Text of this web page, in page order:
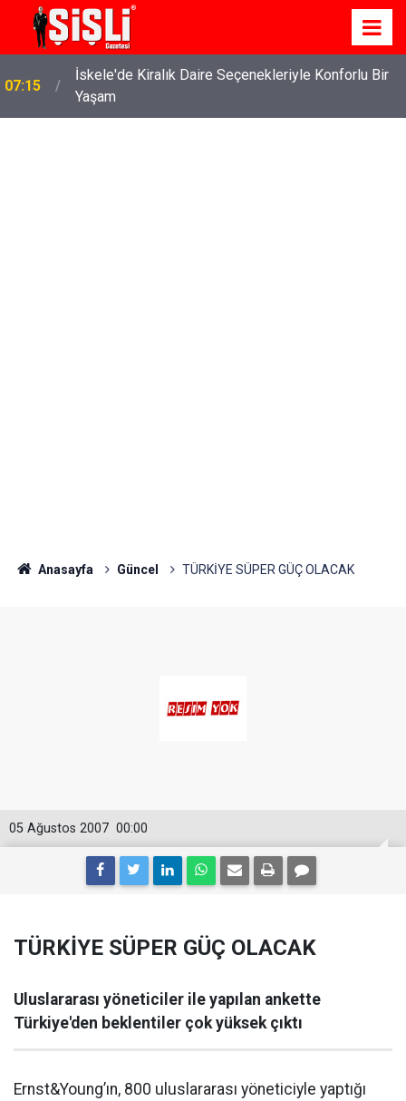
07:15
İskele'de Kiralık Daire Seçenekleriyle Konforlu Bir
Yaşam
Anasayfa Güncel TÜRKİYE SÜPER GÜÇ OLACAK
00:00
05 Ağustos 2007
TÜRKİYE SÜPER GÜÇ OLACAK
Uluslararası yöneticiler ile yapılan ankette
Türkiye'den beklentiler çok yüksek çıktı
Ernst&Young’ın, 800 uluslararası yöneticiyle yaptığı